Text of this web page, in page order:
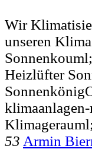
Wir
unseren
Heizlüfter
53 Armin